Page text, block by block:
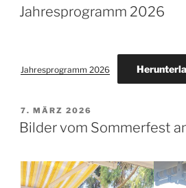
AM
Jahresprogramm 2026
Jahresprogramm 2026
VERÖFFENTLICHT
AM
7. MÄRZ 2026
Bilder vom Sommerfest